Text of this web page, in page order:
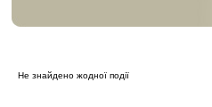
Не знайдено жодної події